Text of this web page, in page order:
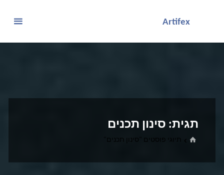
Artifex
תגית: סינון תכנים
בית